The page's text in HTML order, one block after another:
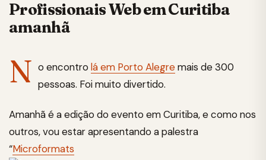
Profissionais Web em Curitiba
amanhã
N o encontro lá em Porto Alegremais de 300
pessoas. Foi muito divertido.
Amanhã é a edição do evento em Curitiba, e como nos
outros, vou estar apresentando a palestra
“Microformats